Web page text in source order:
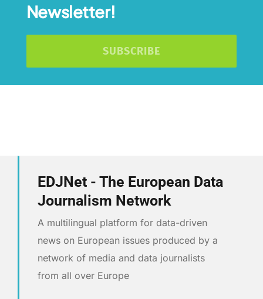
Newsletter!
SUBSCRIBE
EDJNet - The European Data
Journalism Network
A multilingual platform for data-driven
news on European issues produced by a
network of media and data journalists
from all over Europe